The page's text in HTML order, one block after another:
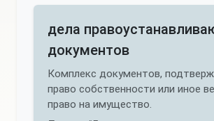
дела
документов
Комплекс документов,
право собственности или иное
право на имущество.